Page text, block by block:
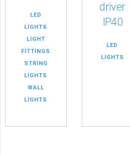
LED
LIGHTS
LIGHT
FITTINGS
STRING
LIGHTS
WALL
LIGHTS
driver
IP40
LED
LIGHTS